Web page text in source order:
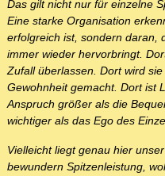
Das gilt nicht nur für einzelne
Eine starke Organisation
erfolgreich ist, sondern daran,
immer wieder hervorbringt.
Zufall überlassen. Dort wird
Gewohnheit gemacht. Dort ist
Anspruch größer als die
wichtiger als das Ego des
Vielleicht liegt genau hier
bewundern Spitzenleistung,